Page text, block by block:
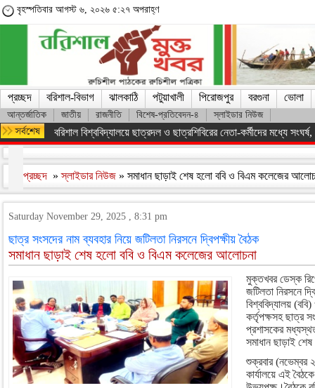
বৃহস্পতিবার আগস্ট ৬, ২০২৬ ৫:২৭ অপরাহ্ণ
প্রচ্ছদ বরিশাল-বিভাগ ঝালকাঠি পটুয়াখালী পিরোজপুর বরগুনা ভোলা
আন্তর্জাতিক জাতীয় রাজনীতি বিশেষ-প্রতিবেদন-৪ স্লাইডার নিউজ
বরিশাল বিশ্ববিদ্যালয়ে ছাত্রদল ও ছাত্রশিবিরের নেতা-কর্মীদের মধ্যে সংঘর্ষ,
প্রচ্ছদ »স্লাইডার নিউজ » সমাধান ছাড়াই শেষ হলো ববি ও বিএম কলেজের
Saturday November 29, 2025 , 8:31 pm
ছাত্র সংসদের নাম ব্যবহার নিয়ে জটিলতা নিরসনে দ্বিপক্ষীয় বৈঠক
সমাধান ছাড়াই শেষ হলো ববি ও বিএম কলেজের আলোচনা
মুক্তখবর ডেস্ক
জটিলতা নিরসনে
বিশ্ববিদ্যালয়
কর্তৃপক্ষসহ ছাত্র
প্রশাসকের
সমাধান ছাড়াই
শুক্রবার (নভেম্বর
কার্যালয়ে এই